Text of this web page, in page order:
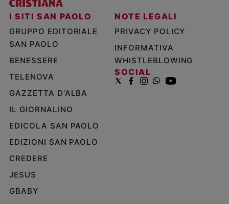
I SITI SAN PAOLO
GRUPPO EDITORIALE
SAN PAOLO
BENESSERE
TELENOVA
GAZZETTA D'ALBA
IL GIORNALINO
EDICOLA SAN PAOLO
EDIZIONI SAN PAOLO
CREDERE
JESUS
GBABY
NOTE LEGALI
PRIVACY POLICY
INFORMATIVA
WHISTLEBLOWING
SOCIAL